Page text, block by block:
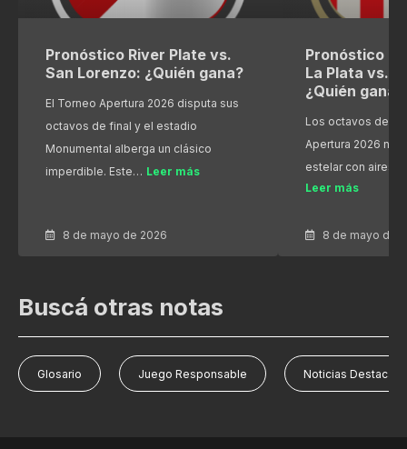
Pronóstico River Plate vs.
San Lorenzo: ¿Quién gana?
El Torneo Apertura 2026 disputa sus
octavos de final y el estadio
Monumental alberga un clásico
imperdible. Este… Leer más
8 de mayo de 2026
Pronóstico
La Plata vs.
¿Quién gana?
Los octavos de
Apertura 2026
estelar con aires
Leer más
8 de mayo de
Buscá otras notas
Glosario Juego Responsable Noticias